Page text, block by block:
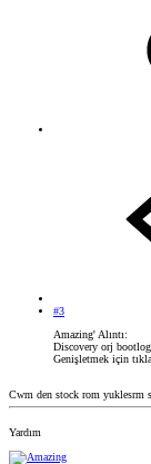
#3
Amazing' Alıntı:
Discovery orj
Genişletmek için
Cwm den stock rom yuklesrm
Yardım